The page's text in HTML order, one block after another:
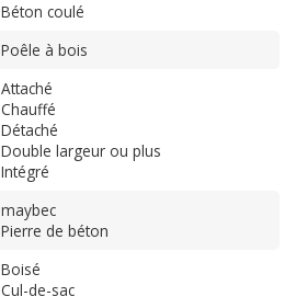
Béton coulé
Poêle à bois
Attaché
Chauffé
Détaché
Double largeur ou plus
Intégré
maybec
Pierre de béton
Boisé
Cul-de-sac